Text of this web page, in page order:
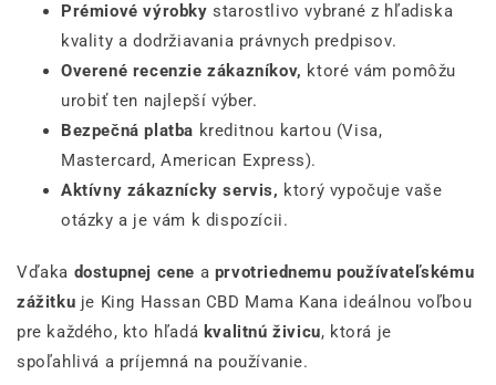
Prémiové výrobky starostlivo vybrané z hľadiska
kvality a dodržiavania právnych predpisov.
Overené recenzie zákazníkov, ktoré vám pomôžu
urobiť ten najlepší výber.
Bezpečná platba kreditnou kartou (Visa,
Mastercard, American Express).
Aktívny zákaznícky servis, ktorý vypočuje vaše
otázky a je vám k dispozícii.
Vďaka dostupnej cene a prvotriednemu používateľskému
zážitku je King Hassan CBD Mama Kana ideálnou voľbou
pre každého, kto hľadá kvalitnú živicu, ktorá je
spoľahlivá a príjemná na používanie.